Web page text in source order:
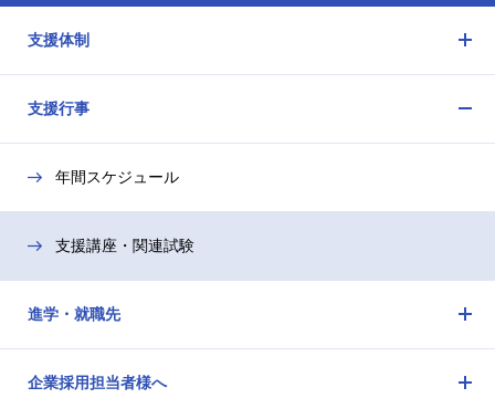
支援体制
ュ
ー
閉
支援行事
ー
閉
年間スケジュール
支援講座・関連試験
進学・就職先
ュ
企業採用担当者様へ